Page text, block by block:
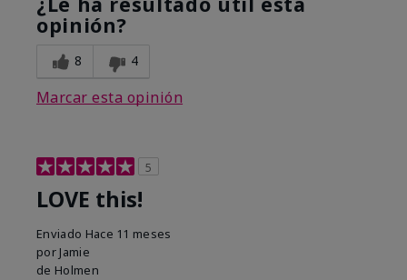
opinión?
8 4
Marcar esta opinión
5
LOVE this!
Enviado Hace 11 meses
por Jamie
de Holmen